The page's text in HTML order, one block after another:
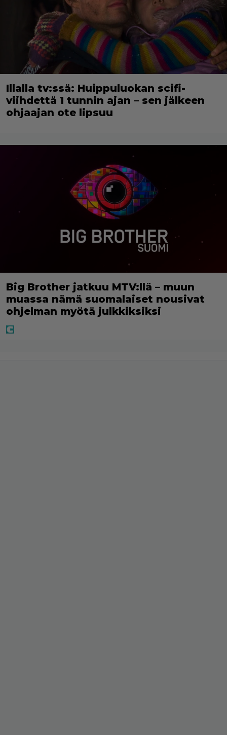
Illalla tv:ssä: Huippuluokan scifi-
viihdettä 1 tunnin ajan – sen jälkeen
ohjaajan ote lipsuu
Big Brother jatkuu MTV:llä – muun
muassa nämä suomalaiset nousivat
ohjelman myötä julkkiksiksi